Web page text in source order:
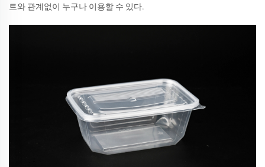
트와 관계없이 누구나 이용할 수 있다.